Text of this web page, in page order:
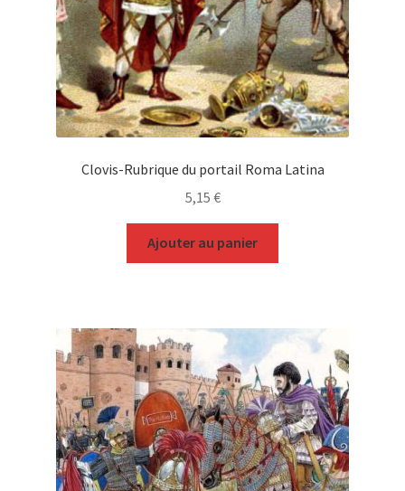
Clovis-Rubrique du portail Roma Latina
5,15 €
Ajouter au panier